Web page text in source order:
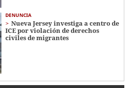
DENUNCIA
Nueva Jersey investiga a centro de
ICE por violación de derechos
civiles de migrantes